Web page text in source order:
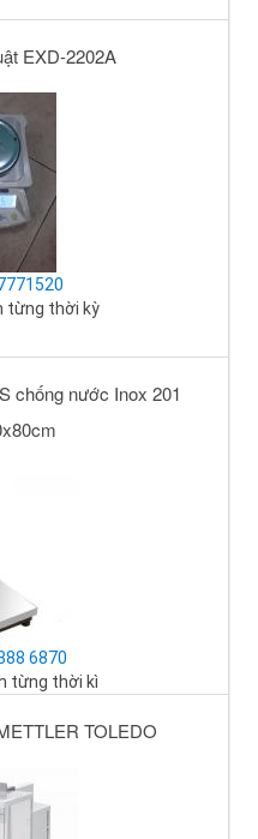
EXD-2202A
từng thời kỳ
chống nước Inox 201
6870
từng thời kì
TOLEDO